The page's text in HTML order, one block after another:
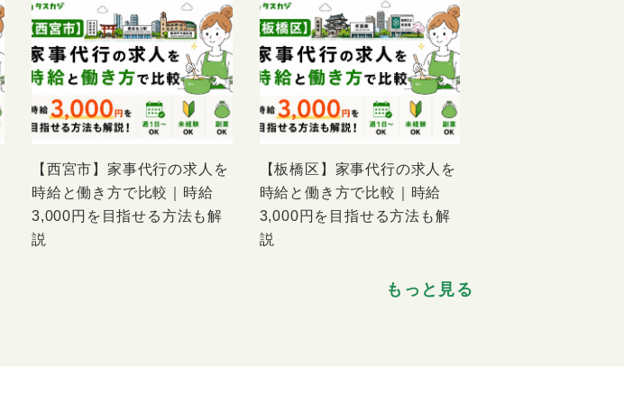
【西宮市】家事代行の求人を
時給と働き方で比較｜時給
3,000円を目指せる方法も解
説
【板橋区】家事代行の求人を
時給と働き方で比較｜時給
3,000円を目指せる方法も解
説
もっと見る